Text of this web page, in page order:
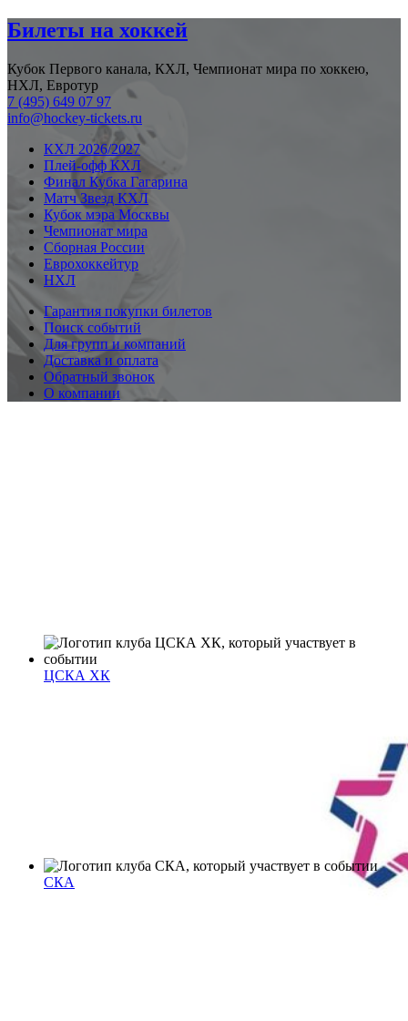
Билеты на хоккей
Кубок Первого канала, КХЛ, Чемпионат мира по хоккею,
НХЛ, Евротур
7 (495) 649 07 97
info@hockey-tickets.ru
КХЛ 2026/2027
Плей-офф КХЛ
Финал Кубка Гагарина
Матч Звезд КХЛ
Кубок мэра Москвы
Чемпионат мира
Сборная России
Еврохоккейтур
НХЛ
Гарантия покупки билетов
Поиск событий
Для групп и компаний
Доставка и оплата
Обратный звонок
О компании
ЦСКА ХК
СКА